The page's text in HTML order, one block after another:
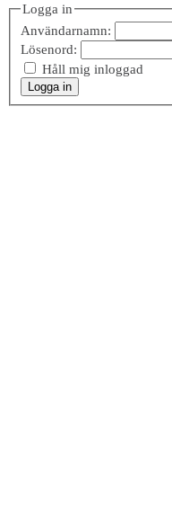
Logga in
Användarnamn:
Lösenord:
Håll mig inloggad
Logga in